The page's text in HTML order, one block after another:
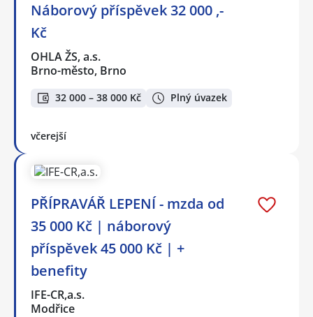
Náborový příspěvek 32 000 ,-
Kč
OHLA ŽS, a.s.
Brno-město, Brno
32 000 – 38 000 Kč Plný úvazek
včerejší
PŘÍPRAVÁŘ LEPENÍ - mzda od
35 000 Kč | náborový
příspěvek 45 000 Kč | +
benefity
IFE-CR,a.s.
Modřice